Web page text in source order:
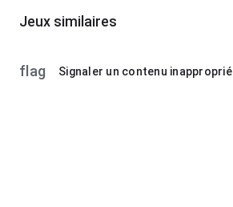
Jeux similaires
flag Signaler un contenu inapproprié